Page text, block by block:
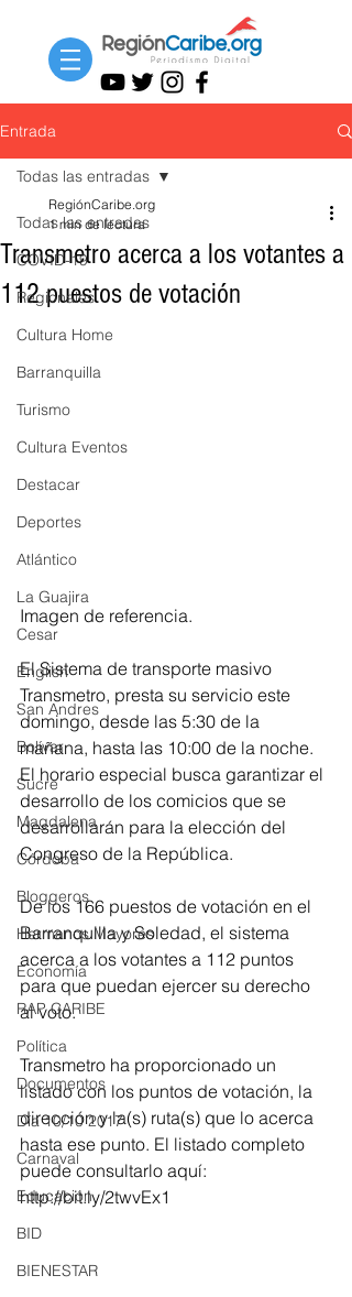
Entrada
Todas las entradas
COVID-19
Regionales
Cultura Home
Barranquilla
Turismo
Cultura Eventos
Destacar
Deportes
Atlántico
La Guajira
Cesar
English
San Andres
Bolívar
Sucre
Magdalena
Córdoba
Bloggeros
Hermanos Mayores
Economía
RAP CARIBE
Política
Documentos
Día 10/10 2017
Carnaval
Educación
BID
BIENESTAR
Todas las entradas
Transmetro acerca a los votantes a
112 puestos de votación
RegiónCaribe.org
1 min de lectura
Imagen de referencia.
El Sistema de transporte masivo
Transmetro, presta su servicio este
domingo, desde las 5:30 de la
mañana, hasta las 10:00 de la noche.
El horario especial busca garantizar el
desarrollo de los comicios que se
desarrollarán para la elección del
Congreso de la República.
De los 166 puestos de votación en el
Barranquilla y Soledad, el sistema
acerca a los votantes a 112 puntos
para que puedan ejercer su derecho
al voto.
Transmetro ha proporcionado un
listado con los puntos de votación, la
dirección y la(s) ruta(s) que lo acerca
hasta ese punto. El listado completo
puede consultarlo aquí:
http://bit.ly/2twvEx1